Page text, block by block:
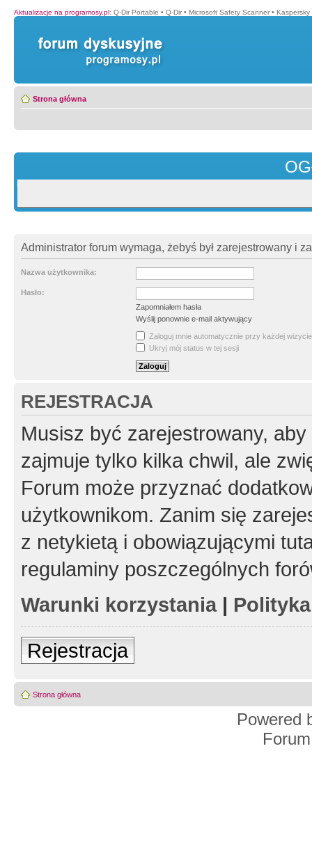
Aktualizacje na programosy.pl: Q-Dir Portable • Q-Dir • Microsoft Safety Scanner • Kaspersky
Strona główna
Administrator forum wymaga, żebyś był zarejestrowany i
Nazwa użytkownika:
Hasło:
Zapomniałem hasła
Wyślij ponownie e-mail aktywujący
Zaloguj mnie automatycznie przy każdej wizycie
Ukryj mój status w tej sesji
REJESTRACJA
Musisz być zarejestrowany,
zajmuje tylko kilka chwil, ale
Forum może przyznać
użytkownikom. Zanim się
z netykietą i obowiązującymi
regulaminy poszczególnych
Warunki korzystania|
Rejestracja
Strona główna
Powered